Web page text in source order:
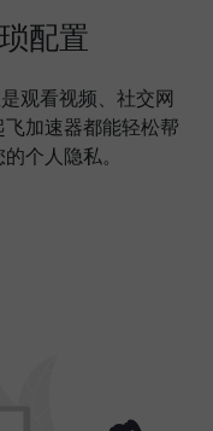
配置
观看视频、社交网
加速器都能轻松帮
个人隐私。